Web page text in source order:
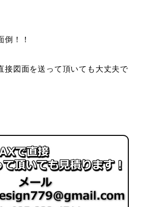
倒！！
接図面を送って頂いても大丈夫で